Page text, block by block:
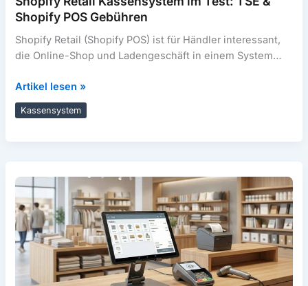
Shopify POS Gebühren
Shopify Retail (Shopify POS) ist für Händler interessant,
die Online-Shop und Ladengeschäft in einem System
Shopify
Retail
Kassensystem
&
Shopify
POS
Gebühren
Artikel lesen »
Kassensystem